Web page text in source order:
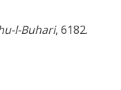
l-Buhari, 6182.